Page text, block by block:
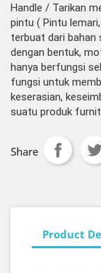
Handle / Tarikan
pintu ( Pintu
terbuat dari
dengan bentuk,
hanya berfungsi
fungsi untuk
keserasian,
suatu produk
Share
Product